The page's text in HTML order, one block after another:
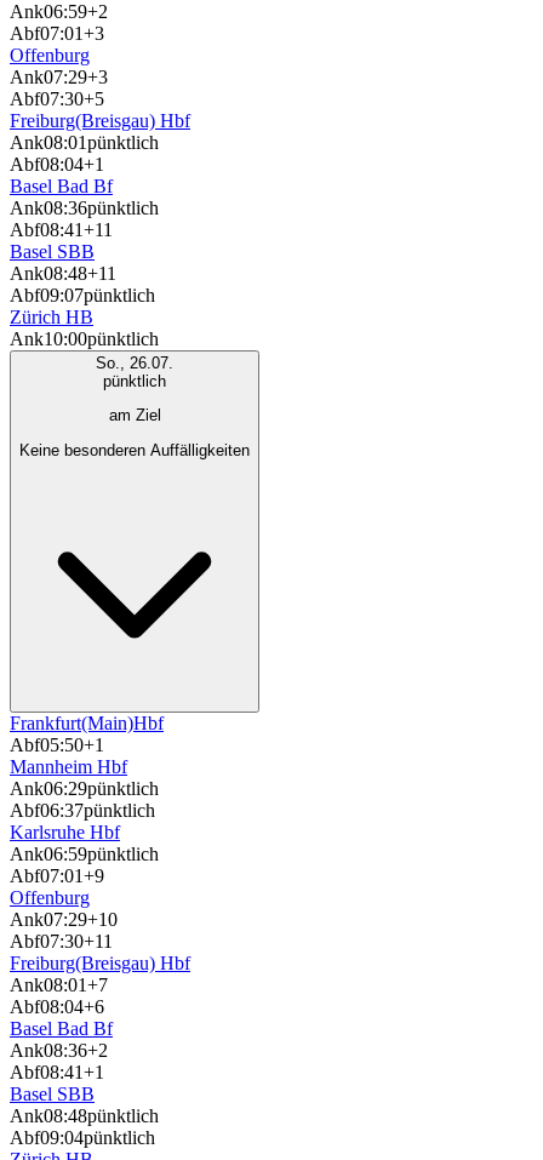
Ank06:59+2
Abf07:01+3
Offenburg
Ank07:29+3
Abf07:30+5
Freiburg(Breisgau) Hbf
Ank08:01pünktlich
Abf08:04+1
Basel Bad Bf
Ank08:36pünktlich
Abf08:41+11
Basel SBB
Ank08:48+11
Abf09:07pünktlich
Zürich HB
Ank10:00pünktlich
So., 26.07.
pünktlich
am Ziel
Keine besonderen Auffälligkeiten
Frankfurt(Main)Hbf
Abf05:50+1
Mannheim Hbf
Ank06:29pünktlich
Abf06:37pünktlich
Karlsruhe Hbf
Ank06:59pünktlich
Abf07:01+9
Offenburg
Ank07:29+10
Abf07:30+11
Freiburg(Breisgau) Hbf
Ank08:01+7
Abf08:04+6
Basel Bad Bf
Ank08:36+2
Abf08:41+1
Basel SBB
Ank08:48pünktlich
Abf09:04pünktlich